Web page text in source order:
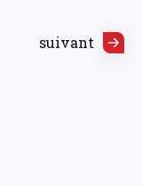
suivant